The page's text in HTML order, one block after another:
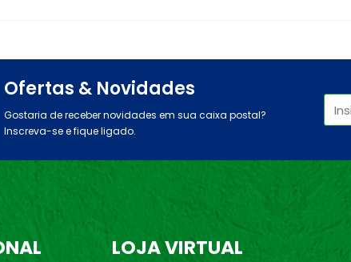
Ofertas & Novidades
Gostaria de receber novidades em sua caixa postal?
Inscreva-se e fique ligado.
LOJA VIRTUAL